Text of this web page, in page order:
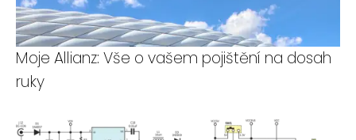
Moje Allianz: Vše o vašem pojištění na dosah
ruky